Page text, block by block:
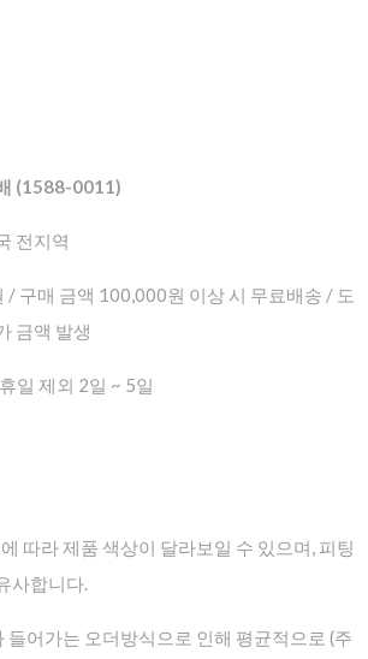
(1588-0011)
전지역
/ 구매 금액 100,000원 이상 시 무료배송 / 도
금액 발생
일 제외 2일 ~ 5일
따라 제품 색상이 달라보일 수 있으며, 피팅
사합니다.
들어가는 오더방식으로 인해 평균적으로 (주